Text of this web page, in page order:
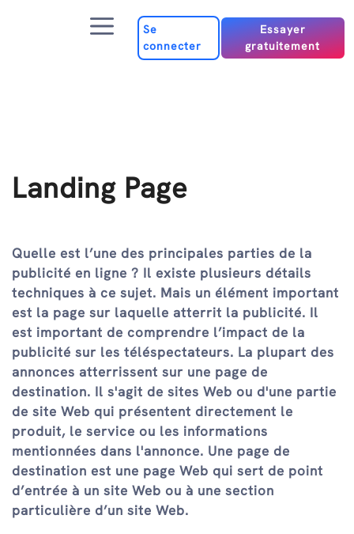
Menu
Se
connecter
Essayer
gratuitement
Landing Page
Quelle est l’une des principales parties de la
publicité en ligne ? Il existe plusieurs détails
techniques à ce sujet. Mais un élément important
est la page sur laquelle atterrit la publicité. Il
est important de comprendre l’impact de la
publicité sur les téléspectateurs. La plupart des
annonces atterrissent sur une page de
destination. Il s'agit de sites Web ou d'une partie
de site Web qui présentent directement le
produit, le service ou les informations
mentionnées dans l'annonce. Une page de
destination est une page Web qui sert de point
d’entrée à un site Web ou à une section
particulière d’un site Web.